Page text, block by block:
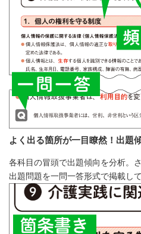
よく出る箇所が一目瞭然！出題
各科目の冒頭で出題傾向を分析。
出題問題を一問一答形式で掲載して